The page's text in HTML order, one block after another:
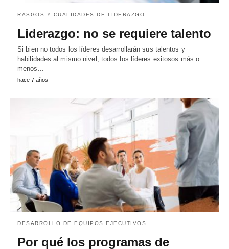
RASGOS Y CUALIDADES DE LIDERAZGO
Liderazgo: no se requiere talento
Si bien no todos los líderes desarrollarán sus talentos y
habilidades al mismo nivel, todos los líderes exitosos más o
menos...
hace 7 años
DESARROLLO DE EQUIPOS EJECUTIVOS
Por qué los programas de